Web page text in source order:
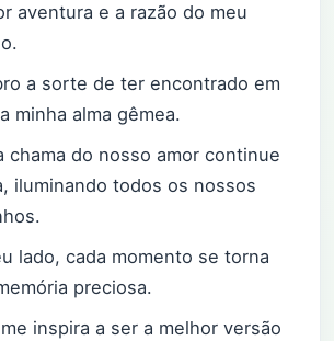
aventura e a razão do meu
a sorte de ter encontrado em
minha alma gêmea.
chama do nosso amor continue
iluminando todos os nossos
lado, cada momento se torna
preciosa.
inspira a ser a melhor versão